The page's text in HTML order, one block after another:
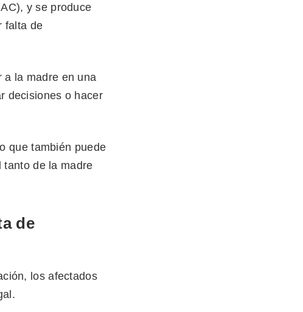
y se produce
falta de
a la madre en una
decisiones o hacer
que también puede
de la madre
de
los afectados